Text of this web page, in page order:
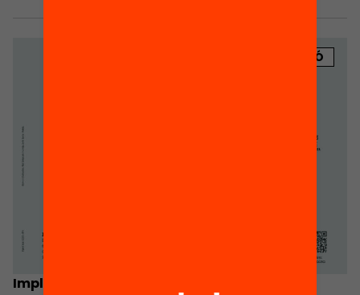
PUBLICACIÓ
Implicació de les famílies i l’AMPA